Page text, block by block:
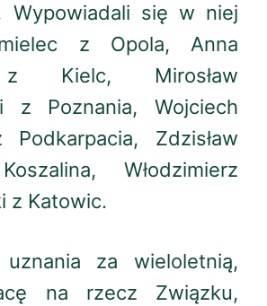
Wypowiadali się w niej
z Opola, Anna
Kielc, Mirosław
z Poznania, Wojciech
Podkarpacia, Zdzisław
Włodzimierz
z Katowic.
za wieloletnią,
na rzecz Związku,